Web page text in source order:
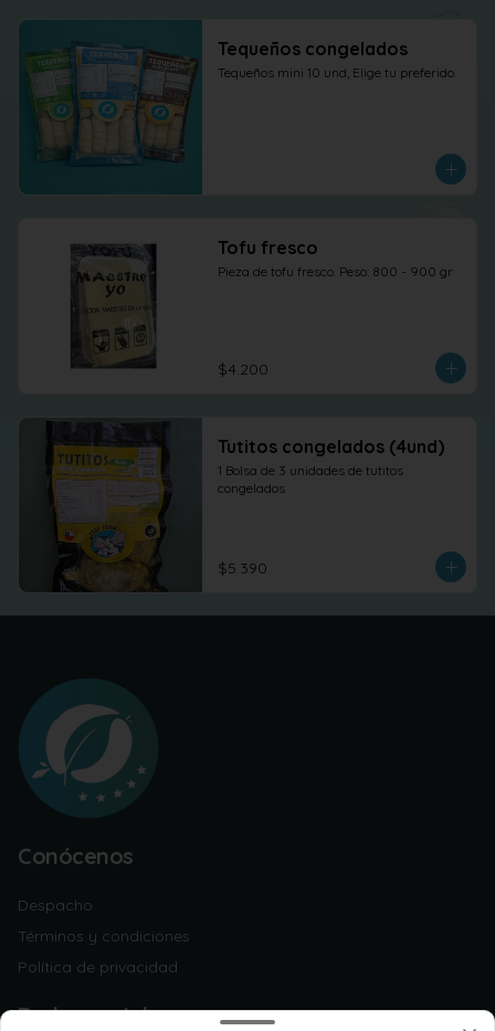
Tequeños congelados
Tequeños mini 10 und, Elige tu preferido.
Tofu fresco
Pieza de tofu fresco. Peso: 800 - 900 gr
$4.200
Tutitos congelados (4und)
1 Bolsa de 3 unidades de tutitos
congelados
$5.390
Conócenos
Despacho
Términos y condiciones
Política de privacidad
Redes sociales